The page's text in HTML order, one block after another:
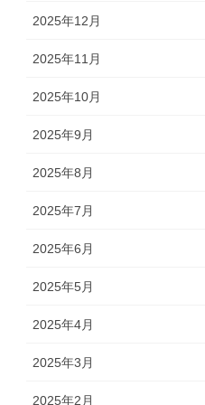
2025年12月
2025年11月
2025年10月
2025年9月
2025年8月
2025年7月
2025年6月
2025年5月
2025年4月
2025年3月
2025年2月